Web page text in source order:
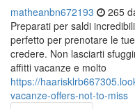
matheanbn672193 265
Preparati per saldi
perfetto per prenotare le
credere. Non lasciarti
affitti vacanze e molto
https://
vacanze-offers-not-to-miss